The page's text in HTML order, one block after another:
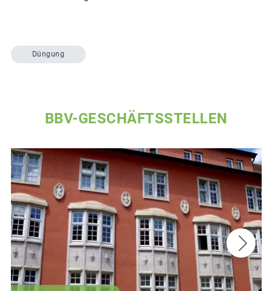
Düngung
BBV-GESCHÄFTSSTELLEN